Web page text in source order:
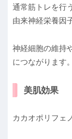
通常筋トレを行
由来神経栄養因
神経細胞の維持
につながります。
美肌効果
カカオポリフェ